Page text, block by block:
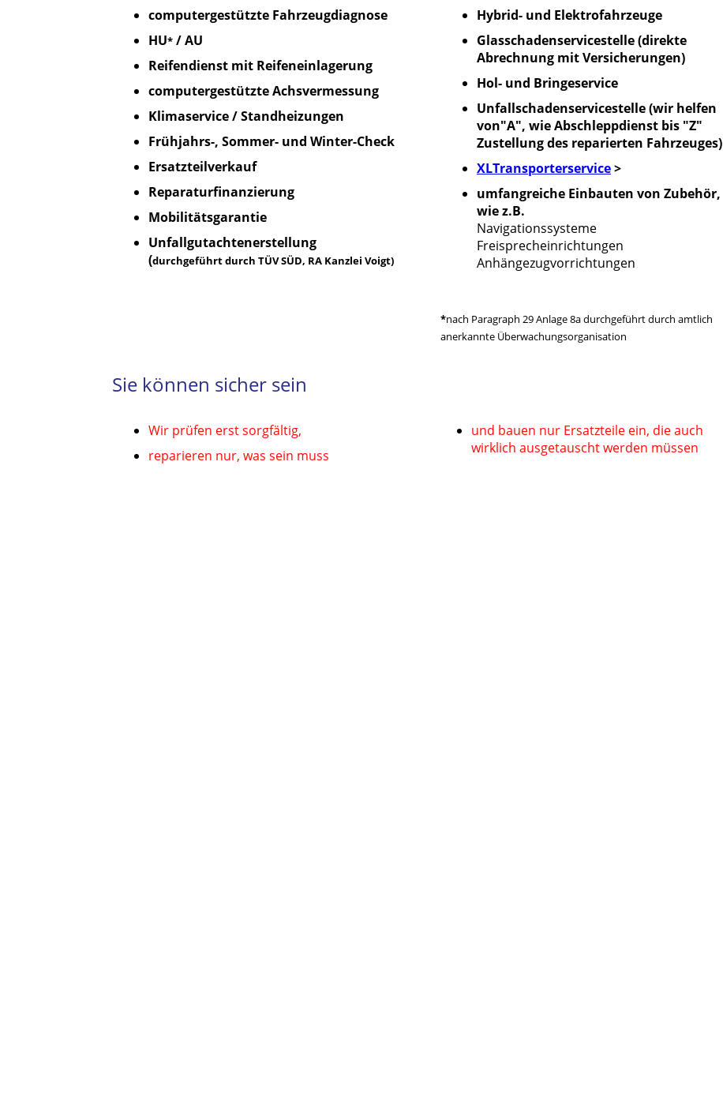
computergestützte Fahrzeugdiagnose
HU* / AU
Reifendienst mit Reifeneinlagerung
computergestützte Achsvermessung
Klimaservice / Standheizungen
Frühjahrs-, Sommer- und Winter-Check
Ersatzteilverkauf
Reparaturfinanzierung
Mobilitätsgarantie
Unfallgutachtenerstellung
(durchgeführt durch TÜV SÜD, RA Kanzlei Voigt)
Hybrid- und Elektrofahrzeuge
Glasschadenservicestelle (direkte
Abrechnung mit Versicherungen)
Hol- und Bringeservice
Unfallschadenservicestelle (wir helfen
von"A", wie Abschleppdienst bis "Z"
Zustellung des reparierten Fahrzeuges)
XLTransporterservice>
umfangreiche Einbauten von Zubehör,
wie z.B.
Navigationssysteme
Freisprecheinrichtungen
Anhängezugvorrichtungen
*nach Paragraph 29 Anlage 8a durchgeführt durch amtlich
anerkannte Überwachungsorganisation
Sie können sicher sein
Wir prüfen erst sorgfältig,
reparieren nur, was sein muss
und bauen nur Ersatzteile ein, die auch
wirklich ausgetauscht werden müssen